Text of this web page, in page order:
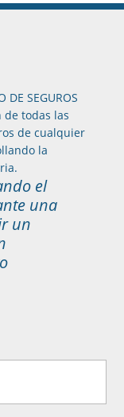
DE SEGUROS
todas las
de cualquier
la
el
una
un